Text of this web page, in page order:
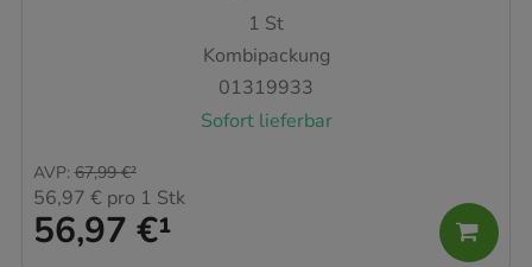
1 St
Kombipackung
01319933
Sofort lieferbar
56,97 €¹
AVP: 67,99 €²
56,97 € pro 1 Stk